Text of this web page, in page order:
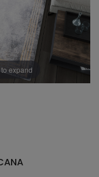
expand